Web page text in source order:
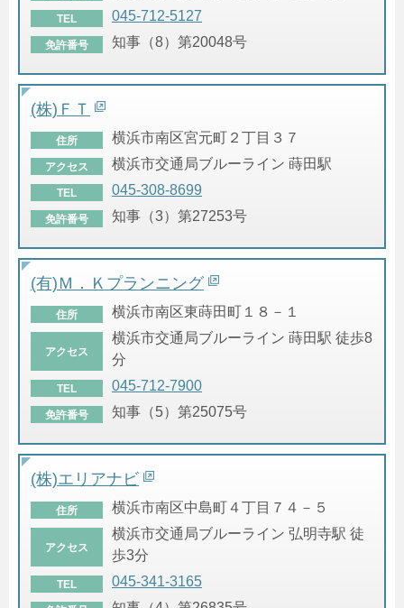
TEL 045-712-5127
免許番号 知事（8）第20048号
(株)ＦＴ
住所 横浜市南区宮元町２丁目３７
アクセス 横浜市交通局ブルーライン 蒔田駅
TEL 045-308-8699
免許番号 知事（3）第27253号
(有)Ｍ．Ｋプランニング
住所 横浜市南区東蒔田町１８－１
アクセス
横浜市交通局ブルーライン 蒔田駅 徒歩8
分
TEL 045-712-7900
免許番号 知事（5）第25075号
(株)エリアナビ
住所 横浜市南区中島町４丁目７４－５
アクセス
横浜市交通局ブルーライン 弘明寺駅 徒
歩3分
TEL 045-341-3165